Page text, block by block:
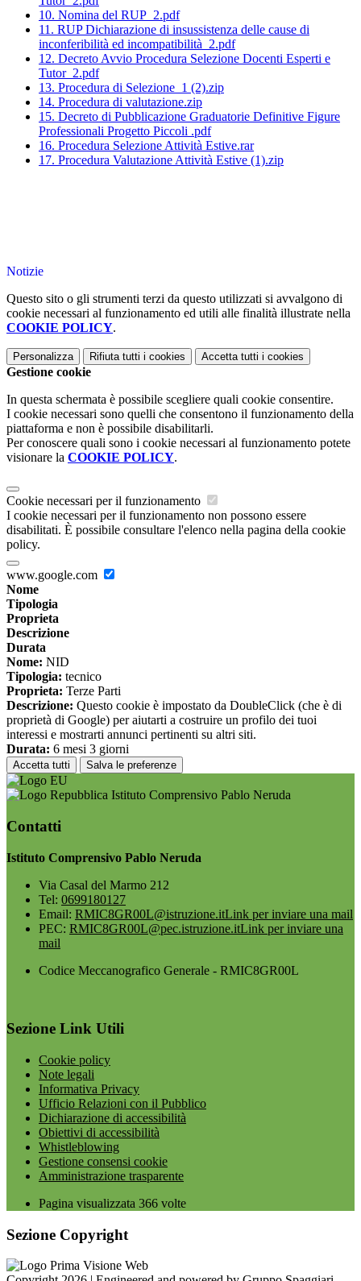
10. Nomina del RUP_2.pdf
11. RUP Dichiarazione di insussistenza delle cause di
inconferibilità ed incompatibilità_2.pdf
12. Decreto Avvio Procedura Selezione Docenti Esperti e
Tutor_2.pdf
13. Procedura di Selezione_1 (2).zip
14. Procedura di valutazione.zip
15. Decreto di Pubblicazione Graduatorie Definitive Figure
Professionali Progetto Piccoli .pdf
16. Procedura Selezione Attività Estive.rar
17. Procedura Valutazione Attività Estive (1).zip
Notizie
Questo sito o gli strumenti terzi da questo utilizzati si avvalgono di
cookie necessari al funzionamento ed utili alle finalità illustrate nella
COOKIE POLICY.
Personalizza Rifiuta tutti i cookies Accetta tutti i cookies
Gestione cookie
In questa schermata è possibile scegliere quali cookie consentire.
I cookie necessari sono quelli che consentono il funzionamento della
piattaforma e non è possibile disabilitarli.
Per conoscere quali sono i cookie necessari al funzionamento potete
visionare la COOKIE POLICY.
Cookie necessari per il funzionamento
I cookie necessari per il funzionamento non possono essere
disabilitati. È possibile consultare l'elenco nella pagina della cookie
policy.
www.google.com
Nome
Tipologia
Proprieta
Descrizione
Durata
Nome: NID
Tipologia: tecnico
Proprieta: Terze Parti
Descrizione: Questo cookie è impostato da DoubleClick (che è di
proprietà di Google) per aiutarti a costruire un profilo dei tuoi
interessi e mostrarti annunci pertinenti su altri siti.
Durata: 6 mesi 3 giorni
Accetta tutti Salva le preferenze
Istituto Comprensivo Pablo Neruda
Contatti
Istituto Comprensivo Pablo Neruda
Via Casal del Marmo 212
Tel: 0699180127
Email: RMIC8GR00L@istruzione.itLink per inviare una mail
PEC: RMIC8GR00L@pec.istruzione.itLink per inviare una
mail
Codice Meccanografico Generale - RMIC8GR00L
Sezione Link Utili
Cookie policy
Note legali
Informativa Privacy
Ufficio Relazioni con il Pubblico
Dichiarazione di accessibilità
Obiettivi di accessibilità
Whistleblowing
Gestione consensi cookie
Amministrazione trasparente
Pagina visualizzata 366 volte
Sezione Copyright